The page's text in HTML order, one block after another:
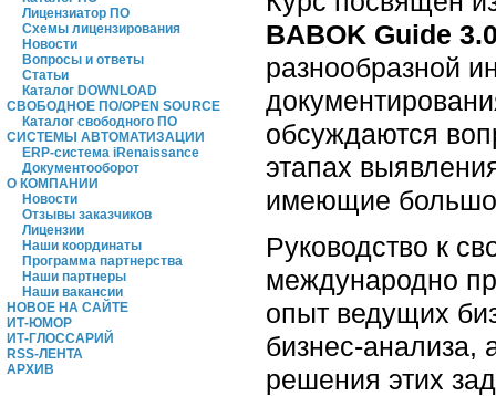
Лицензиатор ПО
Схемы лицензирования
Новости
Вопросы и ответы
Статьи
Каталог DOWNLOAD
СВОБОДНОЕ ПО/OPEN SOURCE
Каталог свободного ПО
СИСТЕМЫ АВТОМАТИЗАЦИИ
ERP-система iRenaissance
Документооборот
О КОМПАНИИ
Новости
Отзывы заказчиков
Лицензии
Наши координаты
Программа партнерства
Наши партнеры
Наши вакансии
НОВОЕ НА САЙТЕ
ИТ-ЮМОР
ИТ-ГЛОССАРИЙ
RSS-ЛЕНТА
АРХИВ
BABOK Guide
разнообразной
обсуждаются
этапах
имеющие
Руководство к
международно
опыт ведущих
бизнес-анализа,
решения этих